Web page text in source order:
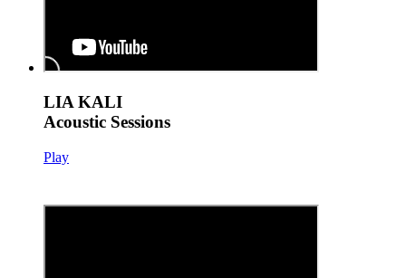
LIA KALI
Acoustic Sessions
Play